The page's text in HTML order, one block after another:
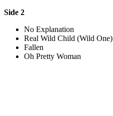
Side 2
No Explanation
Real Wild Child (Wild One)
Fallen
Oh Pretty Woman